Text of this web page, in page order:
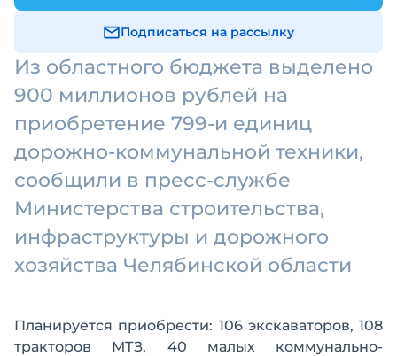
Подписаться на рассылку
Из областного бюджета выделено
900 миллионов рублей на
приобретение 799-и единиц
дорожно-коммунальной техники,
сообщили в пресс-службе
Министерства строительства,
инфраструктуры и дорожного
хозяйства Челябинской области
Планируется приобрести: 106 экскаваторов, 108
тракторов МТЗ, 40 малых коммунально-